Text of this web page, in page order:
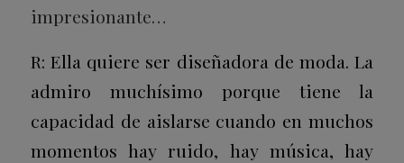
impresionante…
R: Ella quiere ser diseñadora de moda. La
admiro muchísimo porque tiene la
capacidad de aislarse cuando en muchos
momentos hay ruido, hay música, hay